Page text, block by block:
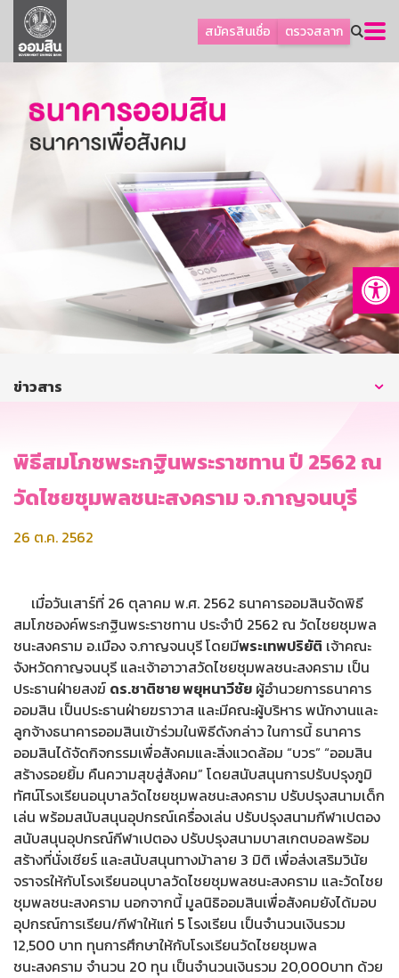
สมัครสินเชื่อ ตรวจสลาก
ลูกค้าธุรกิจ
ลูกค้าผู้ประกอบรายย่อย
ออมเพื่อสุข
เกี่ยวกับธนาคาร
การพัฒนาที่ยั่งยืน
บริการทางการเงิน
ติดต่อเรา
บริการออนไลน์
ข่าวสาร
พิธีสมโภชพระกฐินพระราชทาน ปี 2562 ณ
วัดไชยชุมพลชนะสงคราม จ.กาญจนบุรี
26 ต.ค. 2562
เมื่อวันเสาร์ที่ 26 ตุลาคม พ.ศ. 2562 ธนาคารออมสินจัดพิธี
สมโภชองค์พระกฐินพระราชทาน ประจำปี 2562 ณ วัดไชยชุมพล
ชนะสงคราม อ.เมือง จ.กาญจนบุรี โดยมีพระเทพปริยัติ เจ้าคณะ
จังหวัดกาญจนบุรี และเจ้าอาวาสวัดไชยชุมพลชนะสงคราม เป็น
ประธานฝ่ายสงฆ์ ดร.ชาติชาย พยุหนาวีชัย ผู้อำนวยการธนาคาร
ออมสิน เป็นประธานฝ่ายฆราวาส และมีคณะผู้บริหาร พนักงานและ
ลูกจ้างธนาคารออมสินเข้าร่วมในพิธีดังกล่าว ในการนี้ ธนาคาร
ออมสินได้จัดกิจกรรมเพื่อสังคมและสิ่งแวดล้อม “บวร” “ออมสิน
สร้างรอยยิ้ม คืนความสุขสู่สังคม” โดยสนับสนุนการปรับปรุงภูมิ
ทัศน์โรงเรียนอนุบาลวัดไชยชุมพลชนะสงคราม ปรับปรุงสนามเด็ก
เล่น พร้อมสนับสนุนอุปกรณ์เครื่องเล่น ปรับปรุงสนามกีฬาเปตอง
สนับสนุนอุปกรณ์กีฬาเปตอง ปรับปรุงสนามบาสเกตบอลพร้อม
สร้างที่นั่งเชียร์ และสนับสนุนทางม้าลาย 3 มิติ เพื่อส่งเสริมวินัย
จราจรให้กับโรงเรียนอนุบาลวัดไชยชุมพลชนะสงคราม และวัดไชย
ชุมพลชนะสงคราม นอกจากนี้ มูลนิธิออมสินเพื่อสังคมยังได้มอบ
อุปกรณ์การเรียน/กีฬาให้แก่ 5 โรงเรียน เป็นจำนวนเงินรวม
12,500 บาท ทุนการศึกษาให้กับโรงเรียนวัดไชยชุมพล
ชนะสงคราม จำนวน 20 ทุน เป็นจำนวนเงินรวม 20,000บาท ด้วย